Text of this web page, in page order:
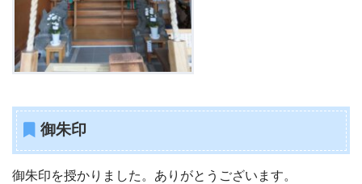
御朱印
御朱印を授かりました。ありがとうございます。